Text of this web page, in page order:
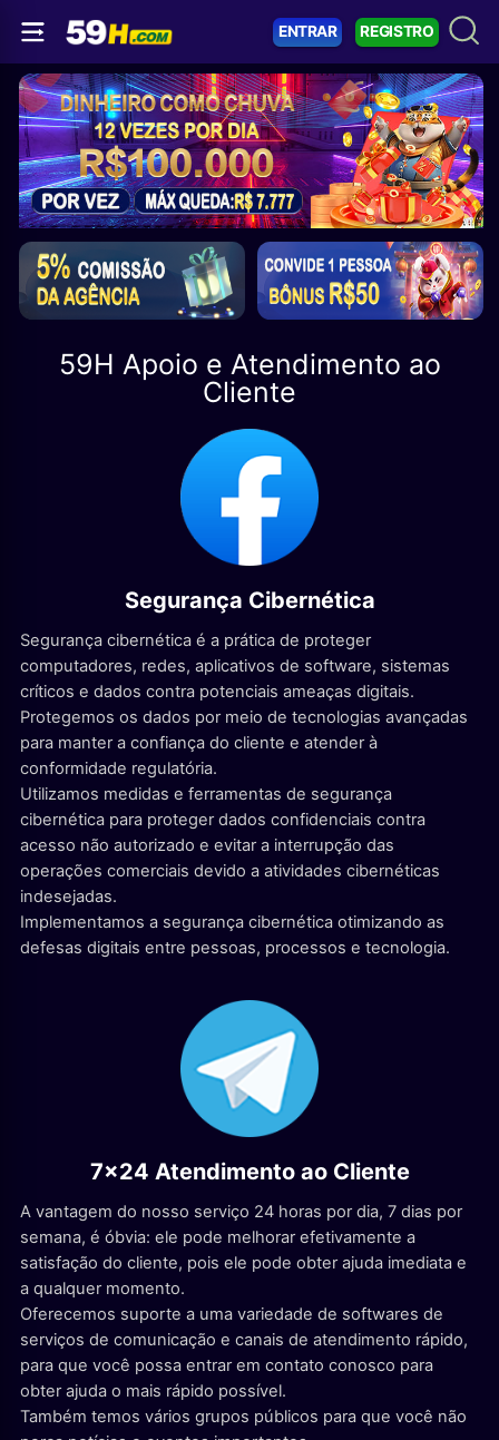
ENTRAR REGISTRO
59H Apoio e Atendimento ao
Cliente
Segurança Cibernética
Segurança cibernética é a prática de proteger
computadores, redes, aplicativos de software, sistemas
críticos e dados contra potenciais ameaças digitais.
Protegemos os dados por meio de tecnologias avançadas
para manter a confiança do cliente e atender à
conformidade regulatória.
Utilizamos medidas e ferramentas de segurança
cibernética para proteger dados confidenciais contra
acesso não autorizado e evitar a interrupção das
operações comerciais devido a atividades cibernéticas
indesejadas.
Implementamos a segurança cibernética otimizando as
defesas digitais entre pessoas, processos e tecnologia.
7x24 Atendimento ao Cliente
A vantagem do nosso serviço 24 horas por dia, 7 dias por
semana, é óbvia: ele pode melhorar efetivamente a
satisfação do cliente, pois ele pode obter ajuda imediata e
a qualquer momento.
Oferecemos suporte a uma variedade de softwares de
serviços de comunicação e canais de atendimento rápido,
para que você possa entrar em contato conosco para
obter ajuda o mais rápido possível.
Também temos vários grupos públicos para que você não